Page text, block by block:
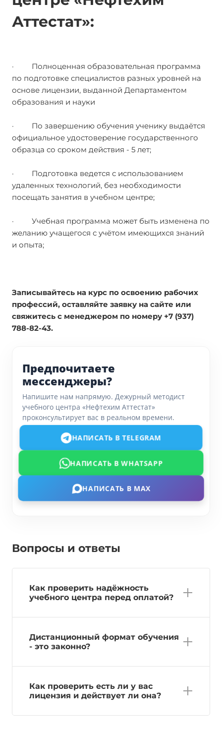
Аттестат»:
· Полноценная образовательная программа
по подготовке специалистов разных уровней на
основе лицензии, выданной Департаментом
образования и науки
· По завершению обучения ученику выдаётся
официальное удостоверение государственного
образца со сроком действия - 5 лет;
· Подготовка ведется с использованием
удаленных технологий, без необходимости
посещать занятия в учебном центре;
· Учебная программа может быть изменена по
желанию учащегося с учётом имеющихся знаний
и опыта;
Записывайтесь на курс по освоению рабочих
профессий, оставляйте заявку на сайте или
свяжитесь с менеджером по номеру +7 (937)
788-82-43.
Предпочитаете
мессенджеры?
Напишите нам напрямую. Дежурный методист
учебного центра «Нефтехим Аттестат»
проконсультирует вас в реальном времени.
НАПИСАТЬ В TELEGRAM
НАПИСАТЬ В WHATSAPP
НАПИСАТЬ В MAX
Вопросы и ответы
Как проверить надёжность
учебного центра перед оплатой?
Дистанционный формат обучения
- это законно?
Как проверить есть ли у вас
лицензия и действует ли она?